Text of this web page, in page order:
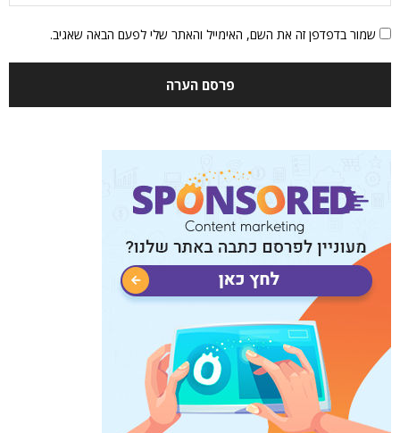
שמור בדפדפן זה את השם, האימייל והאתר שלי לפעם הבאה שאגיב.